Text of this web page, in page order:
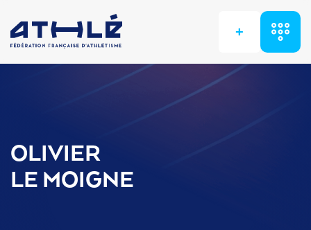
+
OLIVIER
LE MOIGNE